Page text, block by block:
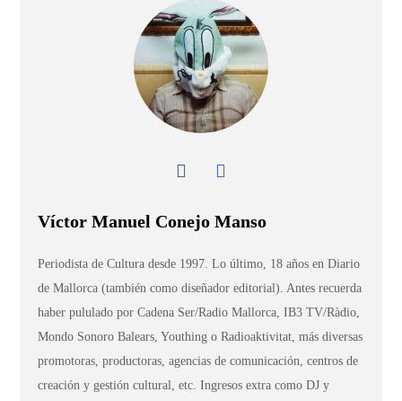
Víctor Manuel Conejo Manso
Periodista de Cultura desde 1997. Lo último, 18 años en Diario
de Mallorca (también como diseñador editorial). Antes recuerda
haber pululado por Cadena Ser/Radio Mallorca, IB3 TV/Ràdio,
Mondo Sonoro Balears, Youthing o Radioaktivitat, más diversas
promotoras, productoras, agencias de comunicación, centros de
creación y gestión cultural, etc. Ingresos extra como DJ y